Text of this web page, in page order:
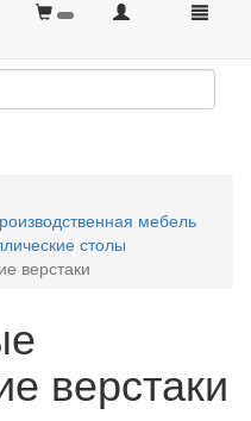
646-08-66
мебель
столы
верстаки
верстаки